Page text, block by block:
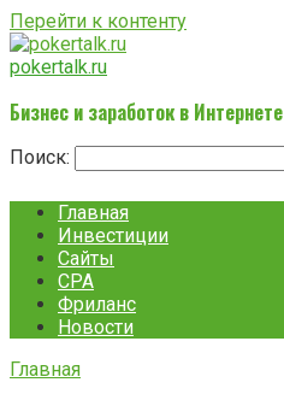
Перейти к контенту
pokertalk.ru
Бизнес и заработок в Интернете
Поиск:
Главная
Инвестиции
Сайты
CPA
Фриланс
Новости
Главная